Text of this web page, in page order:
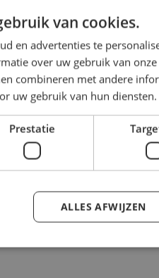
meest voorkomende soort
zitten. Plekken waar ze
die ze uit de
in de keuken staan.
van cookies.
en advertenties te
over uw gebruik van
combineren met andere
uw gebruik van hun diensten.
Prestatie
ALLES AFWIJZEN